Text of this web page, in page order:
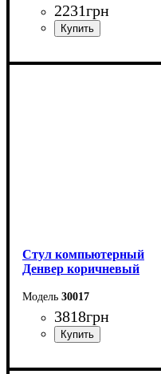
2231грн
Стул компьютерный
Денвер коричневый
30017
3818грн